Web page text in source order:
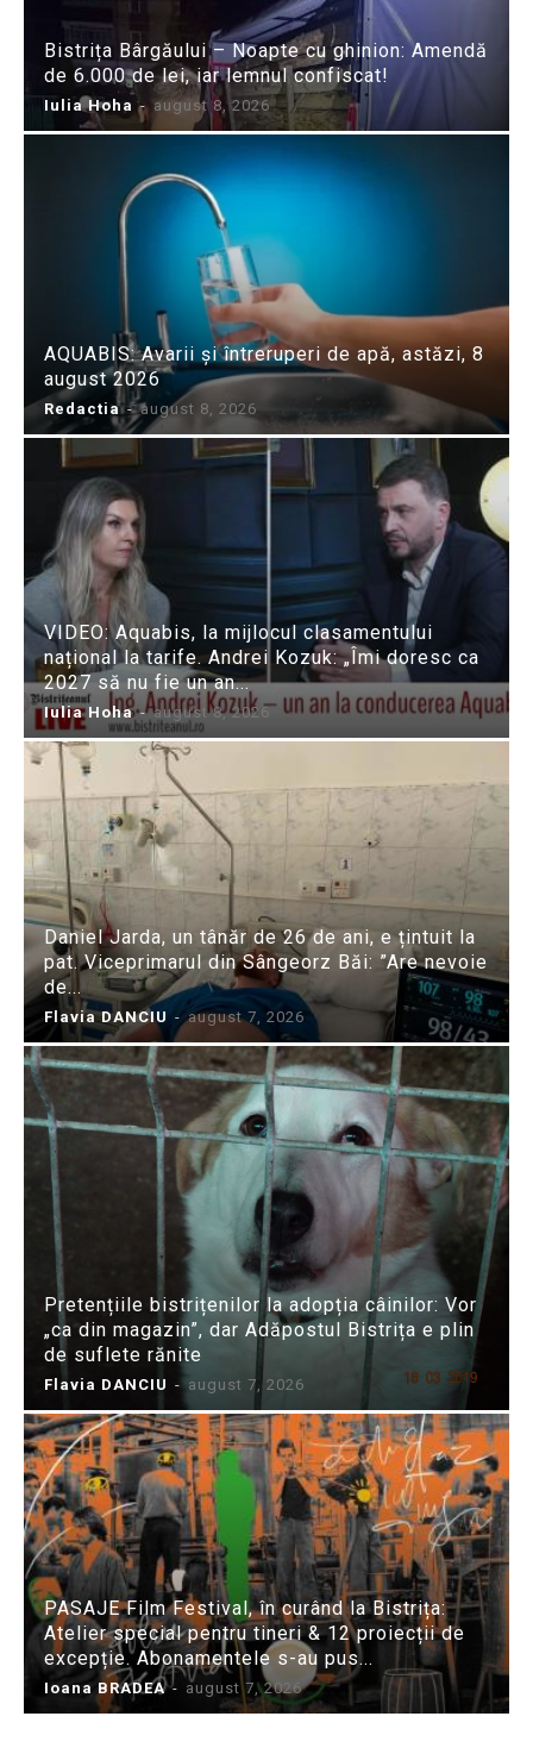
Bistrița Bârgăului – Noapte cu ghinion: Amendă
de 6.000 de lei, iar lemnul confiscat!
Iulia Hoha - august 8, 2026
AQUABIS: Avarii și întreruperi de apă, astăzi, 8
august 2026
Redactia - august 8, 2026
VIDEO: Aquabis, la mijlocul clasamentului
național la tarife. Andrei Kozuk: „Îmi doresc ca
2027 să nu fie un an...
Iulia Hoha - august 8, 2026
Daniel Jarda, un tânăr de 26 de ani, e țintuit la
pat. Viceprimarul din Sângeorz Băi: ”Are nevoie
de...
Flavia DANCIU - august 7, 2026
Pretențiile bistrițenilor la adopția câinilor: Vor
„ca din magazin”, dar Adăpostul Bistrița e plin
de suflete rănite
Flavia DANCIU - august 7, 2026
PASAJE Film Festival, în curând la Bistrița:
Atelier special pentru tineri & 12 proiecții de
excepție. Abonamentele s-au pus...
Ioana BRADEA - august 7, 2026